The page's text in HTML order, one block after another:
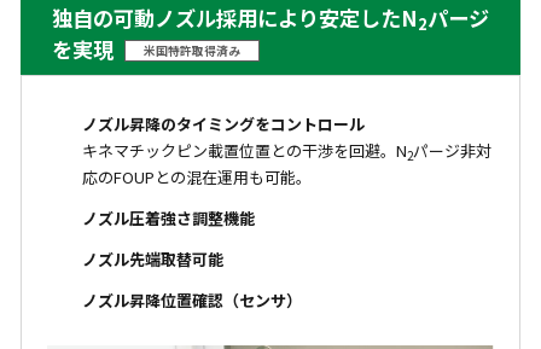
独自の可動ノズル採用により安定したN2パージ
を実現
米国特許取得済み
ノズル昇降のタイミングをコントロール
キネマチックピン載置位置との干渉を回避。N2パージ非対
応のFOUPとの混在運用も可能。
ノズル圧着強さ調整機能
ノズル先端取替可能
ノズル昇降位置確認（センサ）